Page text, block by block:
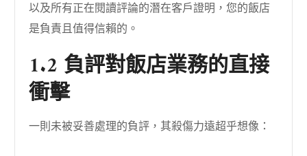
以及所有正在閱讀評論的潛在客戶證明，您的飯店
是負責且值得信賴的。
1.2 負評對飯店業務的直接
衝擊
一則未被妥善處理的負評，其殺傷力遠超乎想像：